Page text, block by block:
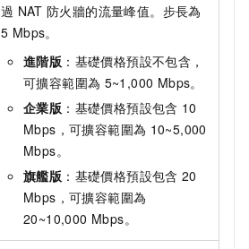
過 NAT 防火牆的流量峰值。步長為
5 Mbps。
進階版 ： 基礎價格預設不包含，
可擴容範圍為 5~1,000 Mbps。
企業版 ： 基礎價格預設包含 10
Mbps，可擴容範圍為 10~5,000
Mbps。
旗艦版 ： 基礎價格預設包含 20
Mbps，可擴容範圍為
20~10,000 Mbps。